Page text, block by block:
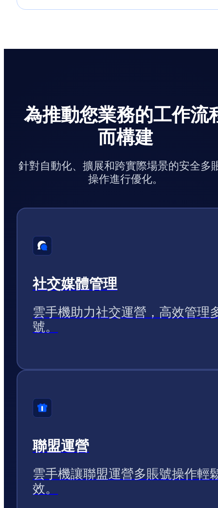
為推動您業務的工作流
而構建
針對自動化、擴展和跨實際場景的安全多
操作進行優化。
社交媒體管理
雲手機助力社交運營，高效管理
號。
聯盟運營
雲手機讓聯盟運營多賬號操作輕
效。